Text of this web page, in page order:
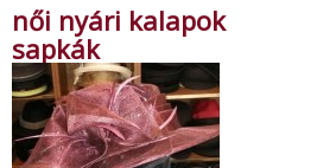
női nyári kalapok
sapkák